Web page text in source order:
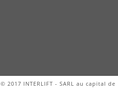
© 2017 INTERLIFT - SARL au capital